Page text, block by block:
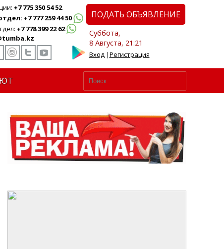
+7 775 350 54 52
+7 777 259 44 50
+7 778 399 22 62
ПОДАТЬ ОБЪЯВЛЕНИЕ
Суббота,
8 Августа, 21:21
Вход|Регистрация